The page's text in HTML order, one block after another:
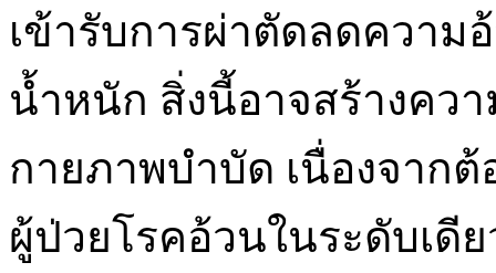
เข้ารับการผ่าตัดลดความ
น้ำหนัก สิ่งนี้อาจสร้างคว
กายภาพบำบัด เนื่องจาก
ผู้ป่วยโรคอ้วนในระดับเดี